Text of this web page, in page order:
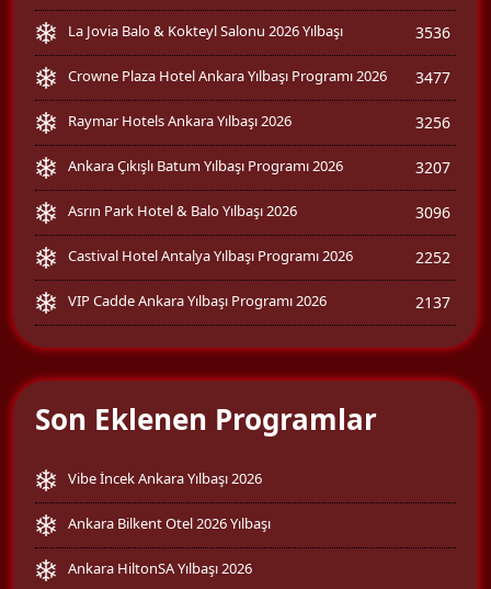
La Jovia Balo & Kokteyl Salonu 2026 Yılbaşı 3536
Crowne Plaza Hotel Ankara Yılbaşı Programı 2026 3477
Raymar Hotels Ankara Yılbaşı 2026 3256
Ankara Çıkışlı Batum Yılbaşı Programı 2026 3207
Asrın Park Hotel & Balo Yılbaşı 2026 3096
Castival Hotel Antalya Yılbaşı Programı 2026 2252
VIP Cadde Ankara Yılbaşı Programı 2026 2137
Son Eklenen Programlar
Vibe İncek Ankara Yılbaşı 2026
Ankara Bilkent Otel 2026 Yılbaşı
Ankara HiltonSA Yılbaşı 2026